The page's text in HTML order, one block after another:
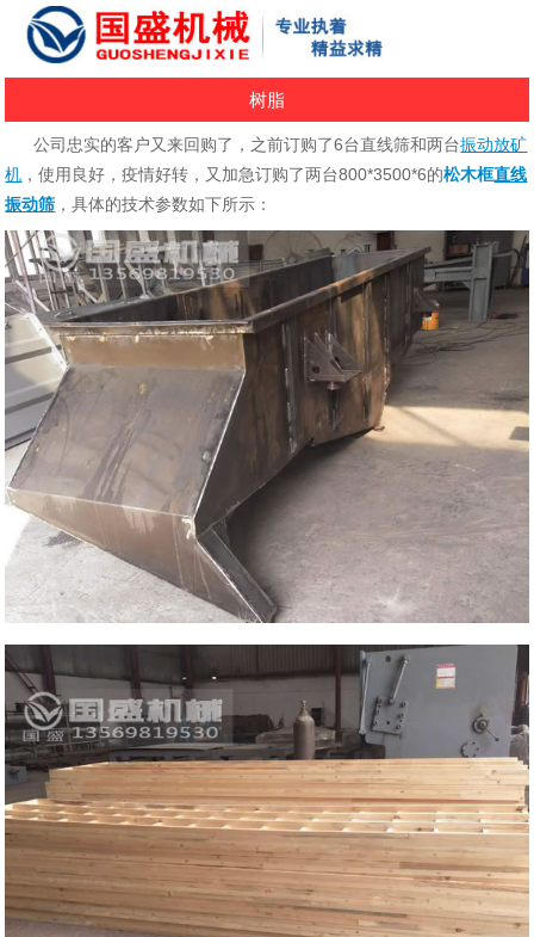
树脂
公司忠实的客户又来回购了，之前订购了6台直线筛和两台振动放矿
机 ，使用良好，疫情好转，又加急订购了两台800*3500*6的松木框直线
振动筛 ，具体的技术参数如下所示：